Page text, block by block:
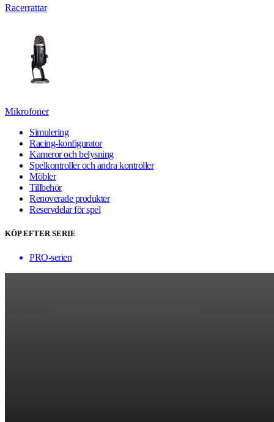
Racerrattar
Mikrofoner
Simulering
Racing-konfigurator
Kameror och belysning
Spelkontroller och andra kontroller
Möbler
Tillbehör
Renoverade produkter
Reservdelar för spel
KÖP EFTER SERIE
PRO-serien